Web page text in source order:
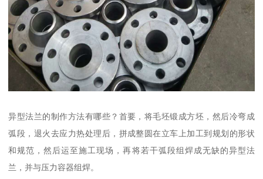
异型法兰的制作方法有哪些？首要，将毛坯锻成方坯，然后冷弯成
弧段，退火去应力热处理后，拼成整圆在立车上加工到规划的形状
和规范，然后运至施工现场，再将若干弧段组焊成无缺的异型法
兰，并与压力容器组焊。